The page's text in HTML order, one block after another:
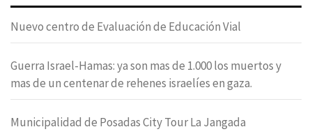
Nuevo centro de Evaluación de Educación Vial
Guerra Israel-Hamas: ya son mas de 1.000 los muertos y
mas de un centenar de rehenes israelíes en gaza.
Municipalidad de Posadas City Tour La Jangada